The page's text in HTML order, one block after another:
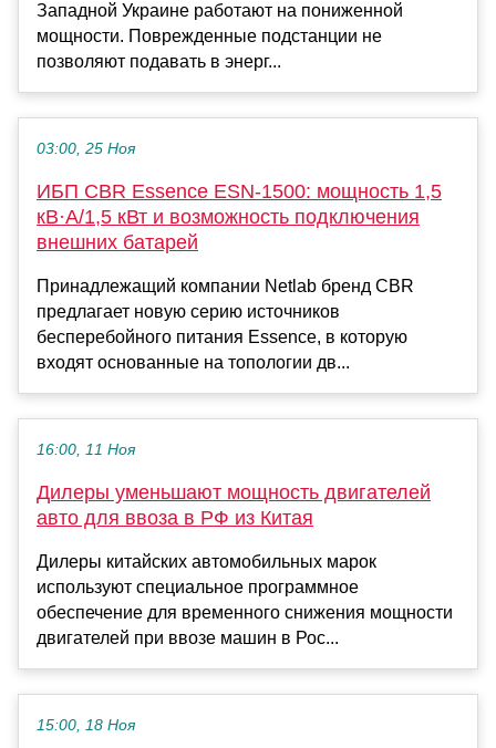
Западной Украине работают на пониженной
мощности. Поврежденные подстанции не
позволяют подавать в энерг...
03:00, 25 Ноя
ИБП CBR Essence ESN-1500: мощность 1,5
кВ·А/1,5 кВт и возможность подключения
внешних батарей
Принадлежащий компании Netlab бренд CBR
предлагает новую серию источников
бесперебойного питания Essence, в которую
входят основанные на топологии дв...
16:00, 11 Ноя
Дилеры уменьшают мощность двигателей
авто для ввоза в РФ из Китая
Дилеры китайских автомобильных марок
используют специальное программное
обеспечение для временного снижения мощности
двигателей при ввозе машин в Рос...
15:00, 18 Ноя